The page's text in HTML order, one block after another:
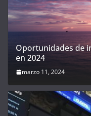
Oportunidades de
en 2024
marzo 11, 2024